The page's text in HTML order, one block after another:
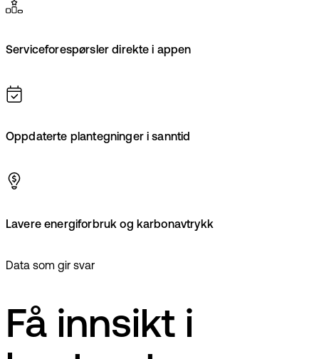
Serviceforespørsler direkte i appen
Oppdaterte plantegninger i sanntid
Lavere energiforbruk og karbonavtrykk
Data som gir svar
Få innsikt i